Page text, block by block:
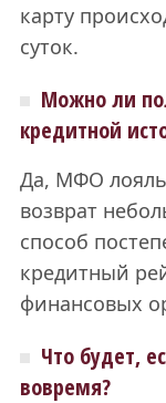
карту
суток.
Можно ли
кредитной
Да, МФО
возврат
способ
кредитный
финансовых
Что будет,
вовремя?